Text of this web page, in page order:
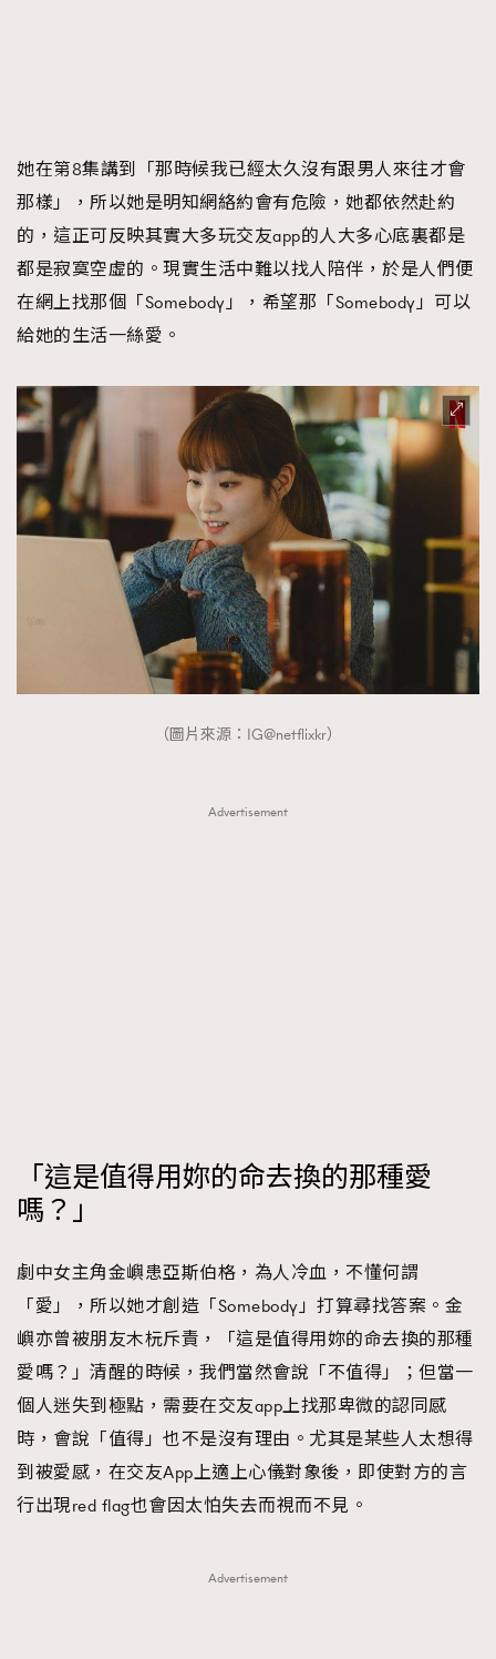
她在第8集講到「那時候我已經太久沒有跟男人來往才會
那樣」，所以她是明知網絡約會有危險，她都依然赴約
的，這正可反映其實大多玩交友app的人大多心底裏都是
都是寂寞空虛的。現實生活中難以找人陪伴，於是人們便
在網上找那個「Somebody」，希望那「Somebody」可以
給她的生活一絲愛。
（圖片來源：IG@netflixkr）
Advertisement
「這是值得用妳的命去換的那種愛
嗎？」
劇中女主角金嶼患亞斯伯格，為人冷血，不懂何謂
「愛」，所以她才創造「Somebody」打算尋找答案。金
嶼亦曾被朋友木杬斥責，「這是值得用妳的命去換的那種
愛嗎？」清醒的時候，我們當然會說「不值得」；但當一
個人迷失到極點，需要在交友app上找那卑微的認同感
時，會說「值得」也不是沒有理由。尤其是某些人太想得
到被愛感，在交友App上適上心儀對象後，即使對方的言
行出現red flag也會因太怕失去而視而不見。
Advertisement